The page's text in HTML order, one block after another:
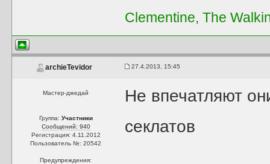
Clementine, The
archieTevidor 27.4.2013, 15:45
Мастер-джедай
Группа: Участники
Сообщений: 940
Регистрация: 4.11.2012
Пользователь №: 20542
Предупреждения:
Не впечатляют
секлатов